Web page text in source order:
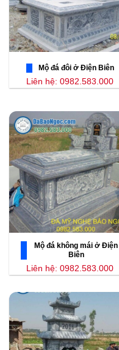
Mộ đá đôi ở Điện Biên
Liên hệ: 0982.583.000
Mộ đá không mái ở Điện
Biên
Liên hệ: 0982.583.000